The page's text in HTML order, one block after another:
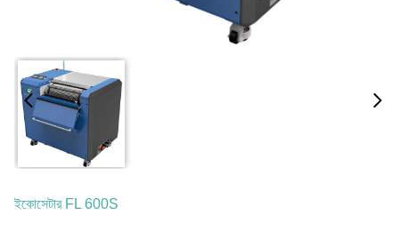
ইকোসেটার FL 600S